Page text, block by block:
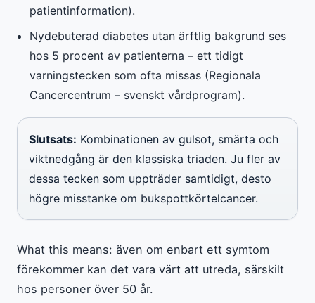
patientinformation).
Nydebuterad diabetes utan ärftlig bakgrund ses
hos 5 procent av patienterna – ett tidigt
varningstecken som ofta missas (Regionala
Cancercentrum – svenskt vårdprogram).
Slutsats: Kombinationen av gulsot, smärta och
viktnedgång är den klassiska triaden. Ju fler av
dessa tecken som uppträder samtidigt, desto
högre misstanke om bukspottkörtelcancer.
What this means: även om enbart ett symtom
förekommer kan det vara värt att utreda, särskilt
hos personer över 50 år.